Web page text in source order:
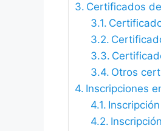
Certificados
Otros
Inscripciones